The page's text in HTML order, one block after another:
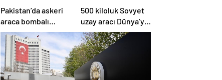
Pakistan’da askeri
araca bombalı
saldırı düzenlendi
500 kiloluk Sovyet
uzay aracı Dünya’ya
düşüyor: Türkiye de
risk altında